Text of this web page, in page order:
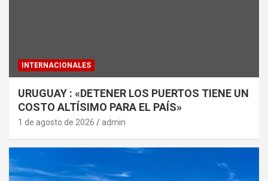
INTERNACIONALES
URUGUAY : «DETENER LOS PUERTOS TIENE UN
COSTO ALTÍSIMO PARA EL PAÍS»
1 de agosto de 2026 admin